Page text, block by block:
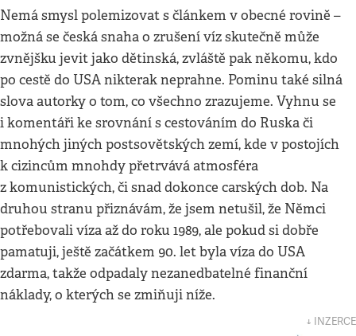
Nemá smysl polemizovat s článkem v obecné rovině –
možná se česká snaha o zrušení víz skutečně může
zvnějšku jevit jako dětinská, zvláště pak někomu, kdo
po cestě do USA nikterak neprahne. Pominu také silná
slova autorky o tom, co všechno zrazujeme. Vyhnu se
i komentáři ke srovnání s cestováním do Ruska či
mnohých jiných postsovětských zemí, kde v postojích
k cizincům mnohdy přetrvává atmosféra
z komunistických, či snad dokonce carských dob. Na
druhou stranu přiznávám, že jsem netušil, že Němci
potřebovali víza až do roku 1989, ale pokud si dobře
pamatuji, ještě začátkem 90. let byla víza do USA
zdarma, takže odpadaly nezanedbatelné finanční
náklady, o kterých se zmiňuji níže.
↓ INZERCE